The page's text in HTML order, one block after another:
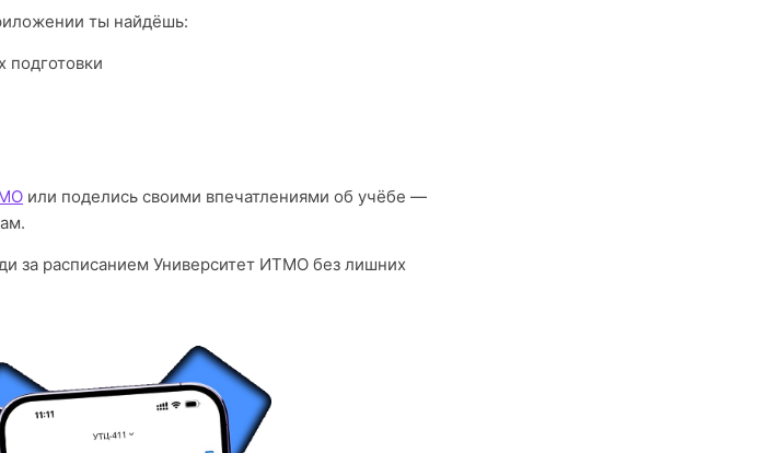
ты найдёшь:
подготовки
или поделись своими впечатлениями об учёбе —
за расписанием Университет ИТМО без лишних